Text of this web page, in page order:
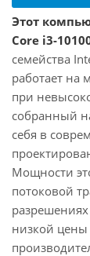
Этот
Core i3-
семейства
работает на
при
собранный
себя в
Мощности
потоковой
низкой цены